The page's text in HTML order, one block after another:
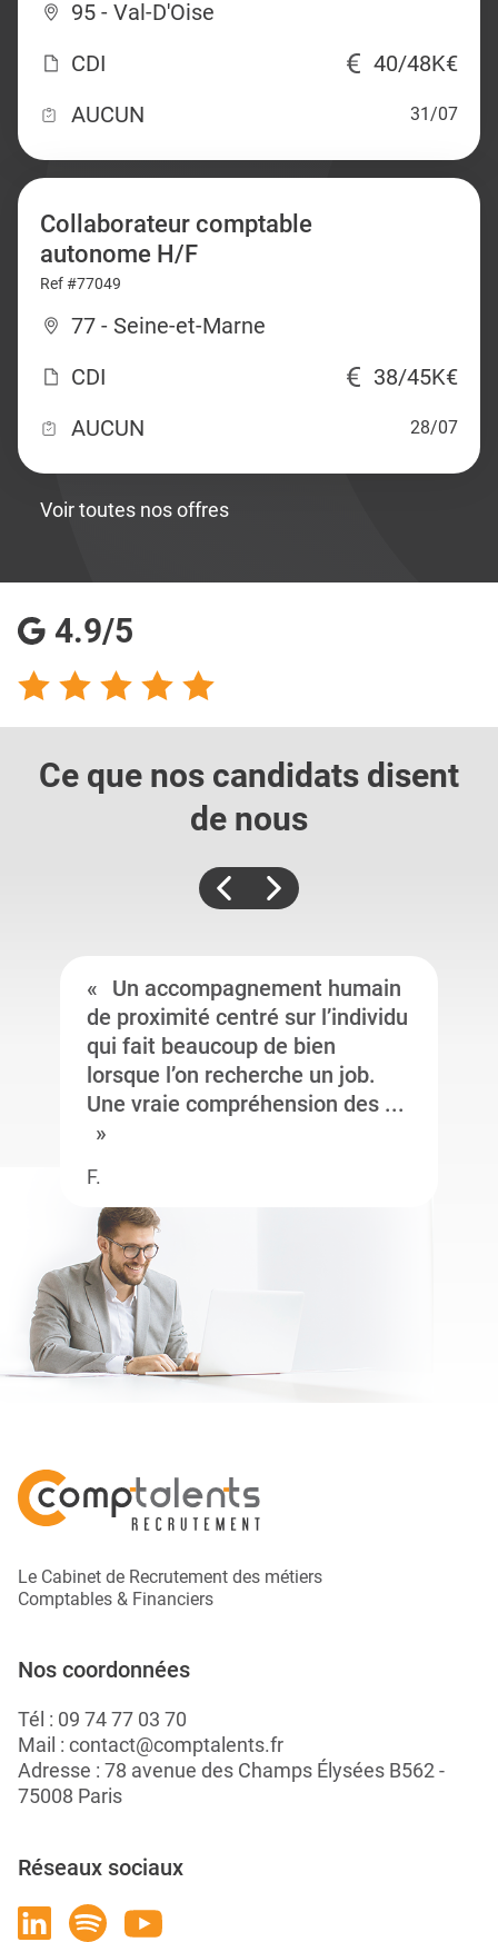
95 - Val-D'Oise
CDI
40/48K€
AUCUN
31/07
Collaborateur comptable
autonome H/F
Ref #77049
77 - Seine-et-Marne
CDI
38/45K€
AUCUN
28/07
Voir toutes nos offres
4.9/5
Ce que nos candidats disent
de nous
Un accompagnement humain
de proximité centré sur l’individu
qui fait beaucoup de bien
lorsque l’on recherche un job.
Une vraie compréhension des ...
F.
Le Cabinet de Recrutement des métiers
Comptables & Financiers
Nos coordonnées
Tél : 09 74 77 03 70
Mail : contact@comptalents.fr
Adresse : 78 avenue des Champs Élysées B562 -
75008 Paris
Réseaux sociaux